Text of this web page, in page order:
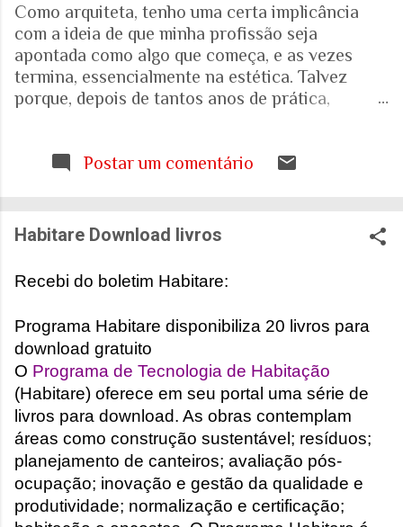
Como arquiteta, tenho uma certa implicância
com a ideia de que minha profissão seja
apontada como algo que começa, e as vezes
termina, essencialmente na estética. Talvez
porque, depois de tantos anos de prática,
cada vez mais evidente para mim que uma porta,
aquilo que aparece nas fotografias dos
isso fica ainda mais evidente. A realidade nos
mostra que o Brasil está envelhecendo
aprendemos a desenhar nos livros de geografia
já não representa o país que temos. E ainda
estamos tentando entender o que isso significa
para as nossas casas, para as nossas cidades e
para o sistema de saúde. Eu costumo pensar que
há uma pergunta simples por trás de tudo isso:
onde queremos envelhecer? A resposta da
maioria das p...
Postar um comentário
Habitare Download livros
Recebi do boletim Habitare:
Programa Habitare disponibiliza 20 livros para
download gratuito
O Programa de Tecnologia de Habitação
(Habitare) oferece em seu portal uma série de
livros para download. As obras contemplam
áreas como construção sustentável; resíduos;
planejamento de canteiros; avaliação pós-
ocupação; inovação e gestão da qualidade e
produtividade; normalização e certificação;